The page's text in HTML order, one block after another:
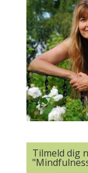
Tilmeld dig